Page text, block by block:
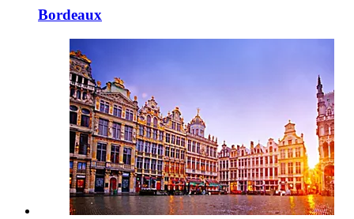
Bordeaux